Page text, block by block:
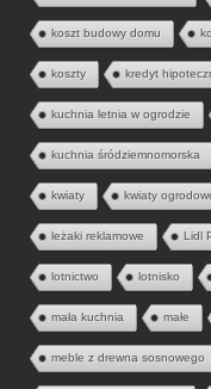
koszt budowy domu
koszty kredyt
kuchnia letnia w ogrodzie
kuchnia śródziemnomorska
kwiaty kwiaty
leżaki reklamowe Lidl
lotnictwo lotnisko
mała kuchnia małe
meble z drewna sosnowego